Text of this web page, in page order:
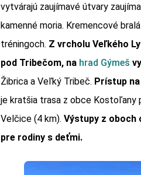
vytvárajú zaujímavé útvary
kamenné moria. Kremencové
tréningoch. Z vrcholu Veľkého
pod Tribečom, na hrad Gýmeš
Žibrica a Veľký Tribeč. Prístup
je kratšia trasa z obce Kostoľany
Velčice (4 km). Výstupy z oboch
pre rodiny s deťmi.